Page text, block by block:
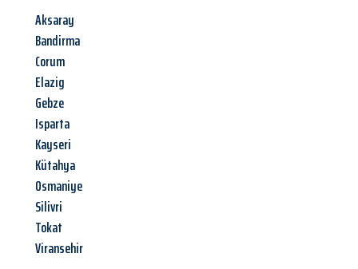
Aksaray
Bandirma
Corum
Elazig
Gebze
Isparta
Kayseri
Kütahya
Osmaniye
Silivri
Tokat
Viransehir